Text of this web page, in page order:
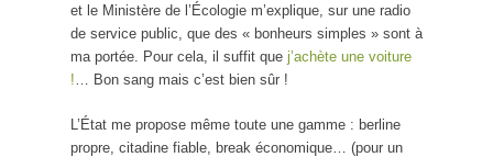
et le Ministère de l’Écologie m’explique, sur une radio
de service public, que des « bonheurs simples » sont à
ma portée. Pour cela, il suffit que j’achète une voiture
! … Bon sang mais c’est bien sûr !
L’État me propose même toute une gamme : berline
propre, citadine fiable, break économique… (pour un